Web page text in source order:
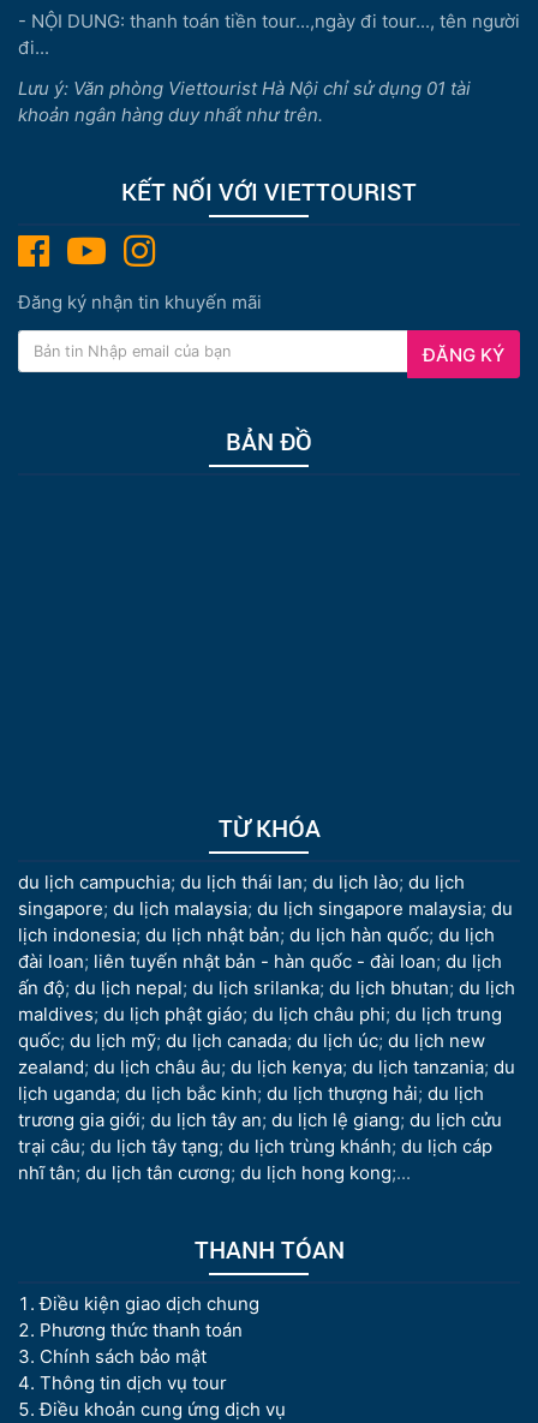
- NỘI DUNG: thanh toán tiền tour...,ngày đi tour..., tên người
đi...
Lưu ý: Văn phòng Viettourist Hà Nội chỉ sử dụng 01 tài
khoản ngân hàng duy nhất như trên.
KẾT NỐI VỚI VIETTOURIST
Đăng ký nhận tin khuyến mãi
ĐĂNG KÝ
BẢN ĐỒ
TỪ KHÓA
du lịch campuchia; du lịch thái lan; du lịch lào; du lịch
singapore; du lịch malaysia; du lịch singapore malaysia; du
lịch indonesia; du lịch nhật bản; du lịch hàn quốc; du lịch
đài loan; liên tuyến nhật bản - hàn quốc - đài loan; du lịch
ấn độ; du lịch nepal; du lịch srilanka; du lịch bhutan; du lịch
maldives; du lịch phật giáo; du lịch châu phi; du lịch trung
quốc; du lịch mỹ; du lịch canada; du lịch úc; du lịch new
zealand; du lịch châu âu; du lịch kenya; du lịch tanzania; du
lịch uganda; du lịch bắc kinh; du lịch thượng hải; du lịch
trương gia giới; du lịch tây an; du lịch lệ giang; du lịch cửu
trại câu; du lịch tây tạng; du lịch trùng khánh; du lịch cáp
nhĩ tân; du lịch tân cương; du lịch hong kong;...
THANH TÓAN
Điều kiện giao dịch chung
Phương thức thanh toán
Chính sách bảo mật
Thông tin dịch vụ tour
Điều khoản cung ứng dịch vụ